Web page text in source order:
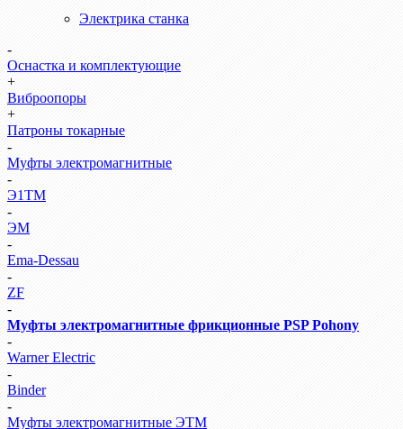
Электрика станка
-
Оснастка и комплектующие
+
Виброопоры
+
Патроны токарные
-
Муфты электромагнитные
-
Э1ТМ
-
ЭМ
-
Ema-Dessau
-
ZF
-
Муфты электромагнитные фрикционные PSP Pohony
-
Warner Electric
-
Binder
-
Муфты электромагнитные ЭТМ